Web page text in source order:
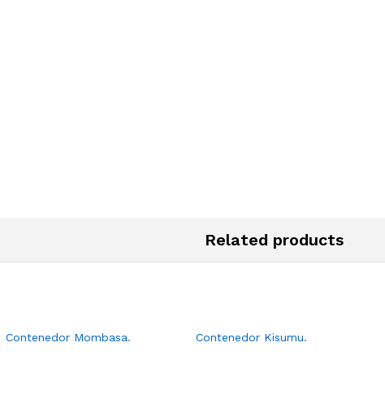
Related products
Contenedor Mombasa. Contenedor Kisumu.